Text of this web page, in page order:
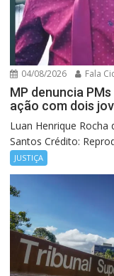
04/08/2026 Fala
MP denuncia
ação com dois
Luan Henrique Rocha
Santos Crédito:
JUSTIÇA